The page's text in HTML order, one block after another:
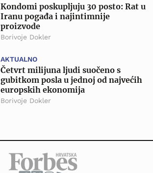
Kondomi poskupljuju 30 posto: Rat u
Iranu pogađa i najintimnije
proizvode
Borivoje Dokler
AKTUALNO
Četvrt milijuna ljudi suočeno s
gubitkom posla u jednoj od najvećih
europskih ekonomija
Borivoje Dokler